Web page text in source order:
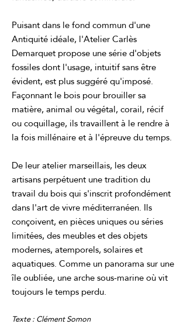
Puisant dans le fond commun d'une
Antiquité idéale, l'Atelier Carlès
Demarquet propose une série d'objets
fossiles dont l'usage, intuitif sans être
évident, est plus suggéré qu'imposé.
Façonnant le bois pour brouiller sa
matière, animal ou végétal, corail, récif
ou coquillage, ils travaillent à le rendre à
la fois millénaire et à l'épreuve du temps.
De leur atelier marseillais, les deux
artisans perpétuent une tradition du
travail du bois qui s'inscrit profondément
dans l'art de vivre méditerranéen. Ils
conçoivent, en pièces uniques ou séries
limitées, des meubles et des objets
modernes, atemporels, solaires et
aquatiques. Comme un panorama sur une
île oubliée, une arche sous-marine où vit
toujours le temps perdu.
Texte : Clément Somon